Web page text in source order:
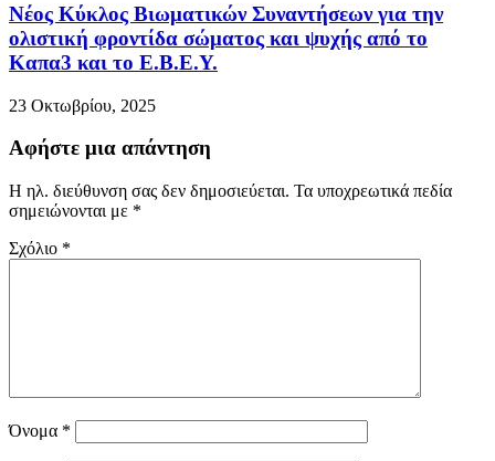
Νέος Κύκλος Βιωματικών Συναντήσεων για την
ολιστική φροντίδα σώματος και ψυχής από το
Καπα3 και το Ε.Β.Ε.Υ.
23 Οκτωβρίου, 2025
Αφήστε μια απάντηση
Η ηλ. διεύθυνση σας δεν δημοσιεύεται. Τα υποχρεωτικά πεδία
σημειώνονται με *
Σχόλιο *
Όνομα *